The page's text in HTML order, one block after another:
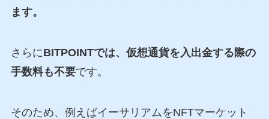
ます。
さらにBITPOINTでは、仮想通貨を入出金する際の
手数料も不要です。
そのため、例えばイーサリアムをNFTマーケット